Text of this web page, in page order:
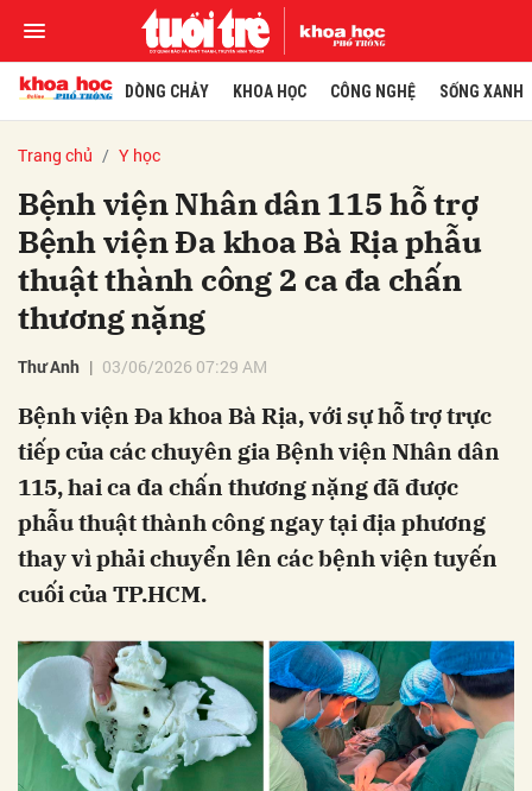
DÒNG CHẢY KHOA HỌC CÔNG NGHỆ SỐNG XANH
Trang chủ Y học
Bệnh viện Nhân dân 115 hỗ trợ
Bệnh viện Đa khoa Bà Rịa phẫu
thuật thành công 2 ca đa chấn
thương nặng
Thư Anh 03/06/2026 07:29 AM
Bệnh viện Đa khoa Bà Rịa, với sự hỗ trợ trực
tiếp của các chuyên gia Bệnh viện Nhân dân
115, hai ca đa chấn thương nặng đã được
phẫu thuật thành công ngay tại địa phương
thay vì phải chuyển lên các bệnh viện tuyến
cuối của TP.HCM.